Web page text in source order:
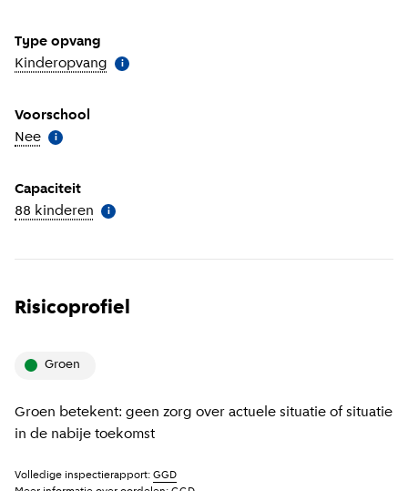
Type opvang
Kinderopvang Meer informatie
i
Voorschool
Nee Meer informatie
i
Capaciteit
88 kinderen Meer informatie
i
Risicoprofiel
groen
Groen betekent: geen zorg over actuele situatie of situatie
in de nabije toekomst
Volledige inspectierapport: GGD